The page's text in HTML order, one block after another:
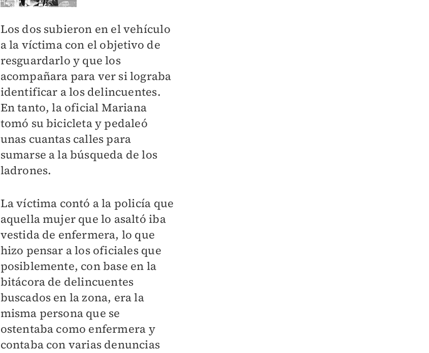
Los dos subieron en el vehículo
a la víctima con el objetivo de
resguardarlo y que los
acompañara para ver si lograba
identificar a los delincuentes.
En tanto, la oficial Mariana
tomó su bicicleta y pedaleó
unas cuantas calles para
sumarse a la búsqueda de los
ladrones.
La víctima contó a la policía que
aquella mujer que lo asaltó iba
vestida de enfermera, lo que
hizo pensar a los oficiales que
posiblemente, con base en la
bitácora de delincuentes
buscados en la zona, era la
misma persona que se
ostentaba como enfermera y
contaba con varias denuncias